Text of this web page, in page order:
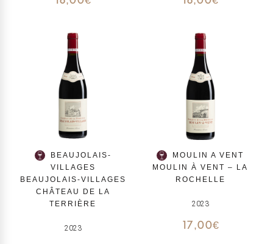
BEAUJOLAIS-
VILLAGES
BEAUJOLAIS-VILLAGES
CHÂTEAU DE LA
TERRIÈRE
2023
MOULIN A VENT
MOULIN À VENT – LA
ROCHELLE
2023
17,00€